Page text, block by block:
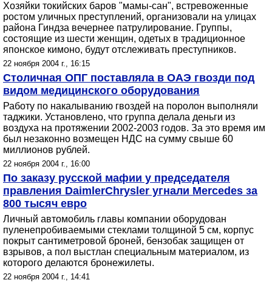
Хозяйки токийских баров "мамы-сан", встревоженные
ростом уличных преступлений, организовали на улицах
района Гиндза вечернее патрулирование. Группы,
состоящие из шести женщин, одетых в традиционное
японское кимоно, будут отслеживать преступников.
22 ноября 2004 г., 16:15
Столичная ОПГ поставляла в ОАЭ гвозди под
видом медицинского оборудования
Работу по накалыванию гвоздей на поролон выполняли
таджики. Установлено, что группа делала деньги из
воздуха на протяжении 2002-2003 годов. За это время им
был незаконно возмещен НДС на сумму свыше 60
миллионов рублей.
22 ноября 2004 г., 16:00
По заказу русской мафии у председателя
правления DaimlerChrysler угнали Mercedes за
800 тысяч евро
Личный автомобиль главы компании оборудован
пуленепробиваемыми стеклами толщиной 5 см, корпус
покрыт сантиметровой броней, бензобак защищен от
взрывов, а пол выстлан специальным материалом, из
которого делаются бронежилеты.
22 ноября 2004 г., 14:41